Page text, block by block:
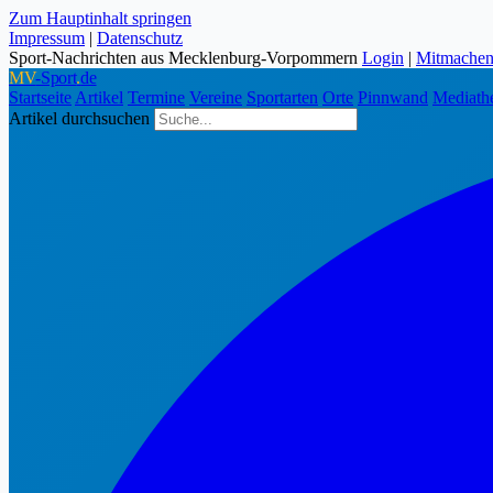
Zum Hauptinhalt springen
Impressum | Datenschutz
Sport-Nachrichten aus Mecklenburg-Vorpommern Login | Mitmachen
MV-Sport.de
Startseite Artikel Termine Vereine Sportarten Orte Pinnwand
Artikel durchsuchen